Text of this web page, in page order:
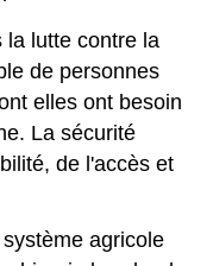
la lutte contre la
de personnes
elles ont besoin
La sécurité
de l'accès et
agricole